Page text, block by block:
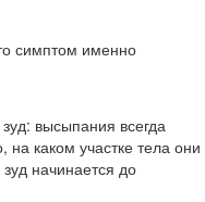
симптом именно
высыпания всегда
на каком участке тела они
начинается до